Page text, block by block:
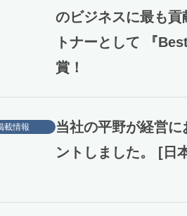
のビジネスに最も
トナーとして 『
賞！
載情報
当社の平野が経営
ントしました。 [日